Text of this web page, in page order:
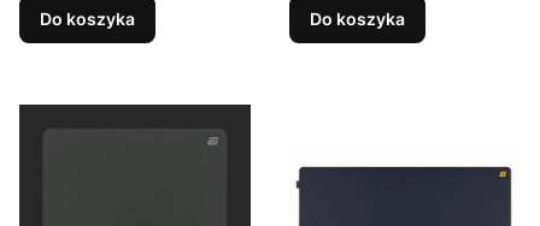
Do koszyka Do koszyka